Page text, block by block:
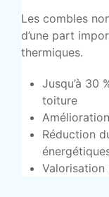
Les combles
d’une part
thermiques.
Jusqu’à 30
toiture
Réduction